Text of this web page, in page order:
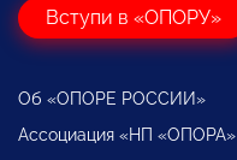
Вступи в «ОПОРУ»
Об «ОПОРЕ РОССИИ»
Ассоциация «НП «ОПОРА»